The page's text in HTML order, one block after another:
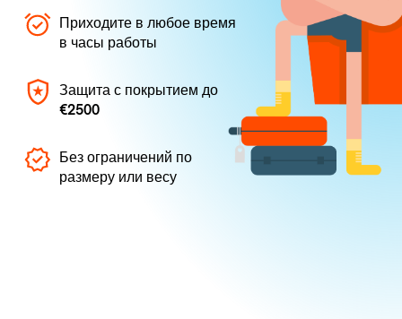
Приходите в любое время
в часы работы
Защита с покрытием до
€2500
Без ограничений по
размеру или весу